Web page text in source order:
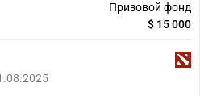
Призовой фонд
$ 15 000